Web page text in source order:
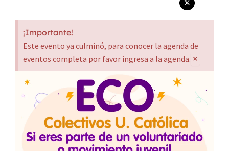
¡Importante!
Este evento ya culminó, para conocer la agenda de
eventos completa por favor ingresa a la agenda. ×